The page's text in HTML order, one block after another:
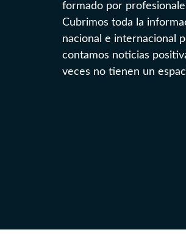
formado por
Cubrimos toda la
nacional e internacional
contamos noticias
veces no tienen un